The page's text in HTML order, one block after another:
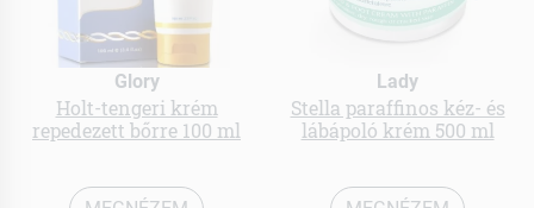
Glory
Holt-tengeri krém
repedezett bőrre 100 ml
Lady
Stella paraffinos kéz- és
lábápoló krém 500 ml